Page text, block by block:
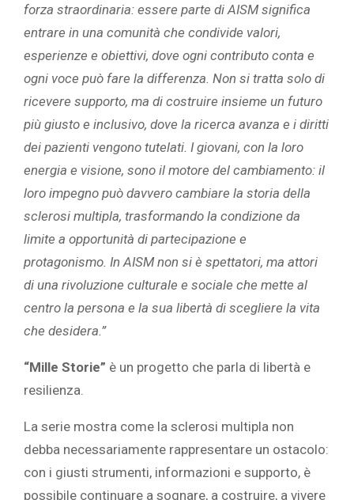
forza straordinaria: essere parte di AISM significa
entrare in una comunità che condivide valori,
esperienze e obiettivi, dove ogni contributo conta e
ogni voce può fare la differenza. Non si tratta solo di
ricevere supporto, ma di costruire insieme un futuro
più giusto e inclusivo, dove la ricerca avanza e i diritti
dei pazienti vengono tutelati. I giovani, con la loro
energia e visione, sono il motore del cambiamento: il
loro impegno può davvero cambiare la storia della
sclerosi multipla, trasformando la condizione da
limite a opportunità di partecipazione e
protagonismo. In AISM non si è spettatori, ma attori
di una rivoluzione culturale e sociale che mette al
centro la persona e la sua libertà di scegliere la vita
che desidera.”
“Mille Storie” è un progetto che parla di libertà e
resilienza.
La serie mostra come la sclerosi multipla non
debba necessariamente rappresentare un ostacolo:
con i giusti strumenti, informazioni e supporto, è
possibile continuare a sognare, a costruire, a vivere